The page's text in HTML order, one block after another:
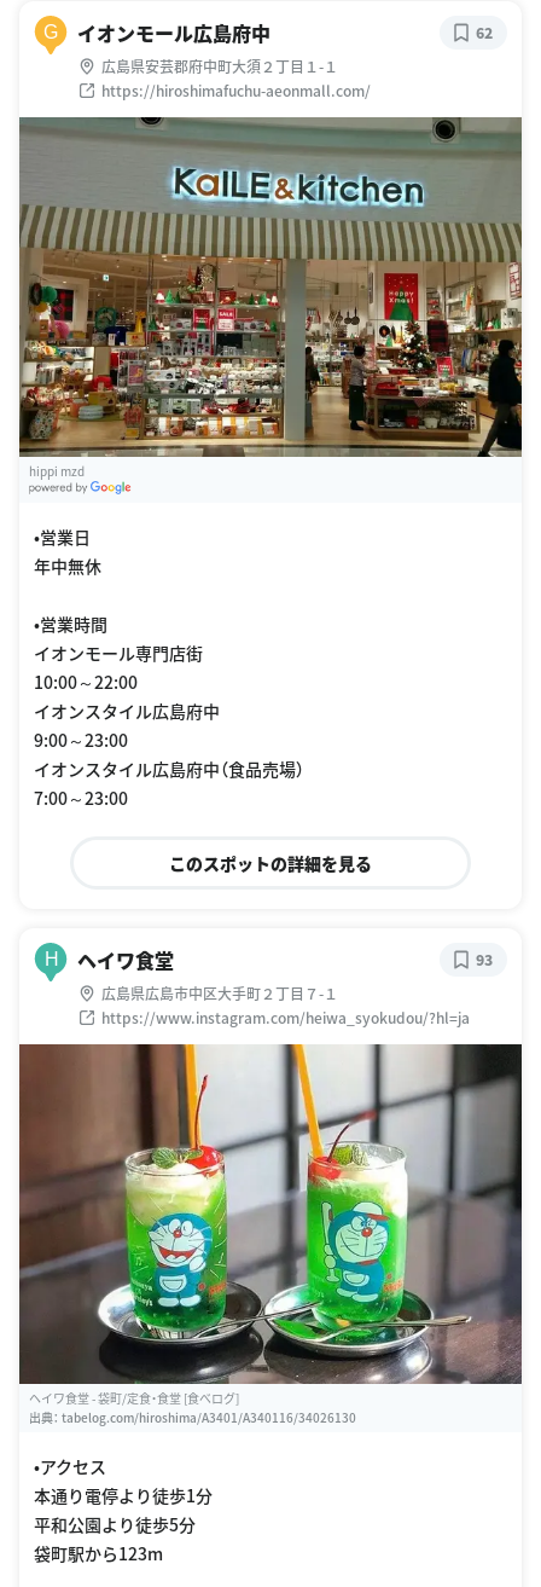
G イオンモール広島府中
広島県安芸郡府中町大須２丁目１-１
https://hiroshimafuchu-aeonmall.com/
62
hippi mzd
•営業日
年中無休
•営業時間
イオンモール専門店街
10:00～22:00
イオンスタイル広島府中
9:00～23:00
イオンスタイル広島府中（食品売場）
7:00～23:00
このスポットの詳細を見る
H ヘイワ食堂
広島県広島市中区大手町２丁目７-１
https://www.instagram.com/heiwa_syokudou/?hl=ja
93
ヘイワ食堂 - 袋町/定食・食堂 [食べログ]
出典： tabelog.com/hiroshima/A3401/A340116/34026130
•アクセス
本通り電停より徒歩1分
平和公園より徒歩5分
袋町駅から123m